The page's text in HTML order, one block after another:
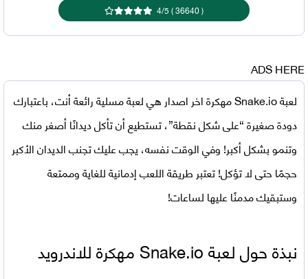
(
36640
)
4/5
ADS HERE
لعبة Snake.io مهكرة اخر اصدار
هي لعبة مسلية رائعة أنت، باعتبارك
دودة صغيرة “على شكل نقطة”، تستطيع أن تأكل ديدانًا أصغر منك
وتنمو بشكل أكبر! وفي الوقت نفسه، يجب عليك تجنب الديدان الأكبر
حجمًا حتى لا تؤكل! تعتبر طريقة اللعب إدمانية للغاية وممتعة
وستبقيك مدمنًا عليها لساعات!
نبذة حول لعبة Snake.io مهكرة للاندرويد